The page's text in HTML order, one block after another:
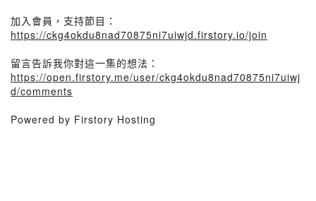
加入會員，支持節目：
https://ckg4okdu8nad70875ni7uiwjd.firstory.io/join
留言告訴我你對這一集的想法：
https://open.firstory.me/user/ckg4okdu8nad70875ni7uiwj
d/comments
Powered by Firstory Hosting